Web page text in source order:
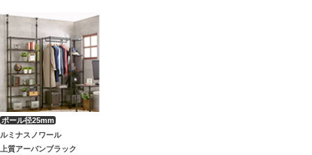
ルミナスノワール
上質アーバンブラック